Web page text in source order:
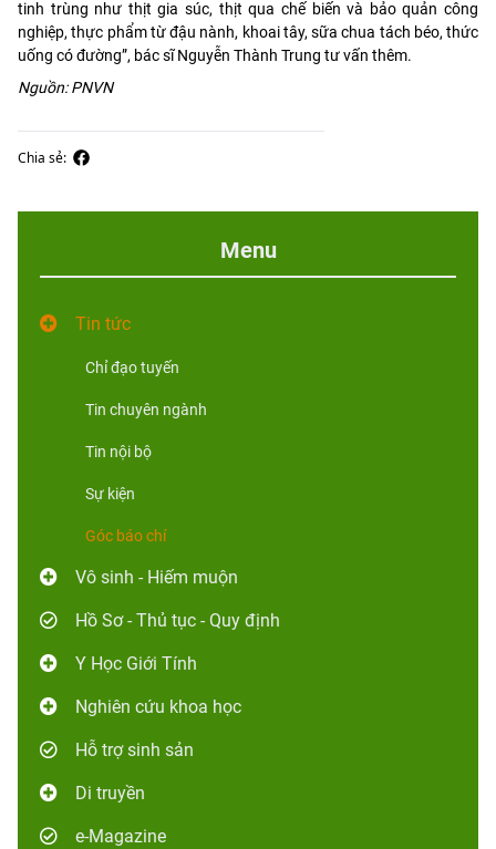
tinh trùng như thịt gia súc, thịt qua chế biến và bảo quản công
nghiệp, thực phẩm từ đậu nành, khoai tây, sữa chua tách béo, thức
uống có đường”, bác sĩ Nguyễn Thành Trung tư vấn thêm.
Nguồn: PNVN
Chia sẻ:
Menu
Tin tức
Chỉ đạo tuyến
Tin chuyên ngành
Tin nội bộ
Sự kiện
Góc báo chí
Vô sinh - Hiếm muộn
Hồ Sơ - Thủ tục - Quy định
Y Học Giới Tính
Nghiên cứu khoa học
Hỗ trợ sinh sản
Di truyền
e-Magazine